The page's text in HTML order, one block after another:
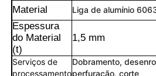
Material
Liga de alumínio
Espessura
do Material
(t)
1,5 mm
Serviços de
processamento
Dobramento,
perfuração, corte